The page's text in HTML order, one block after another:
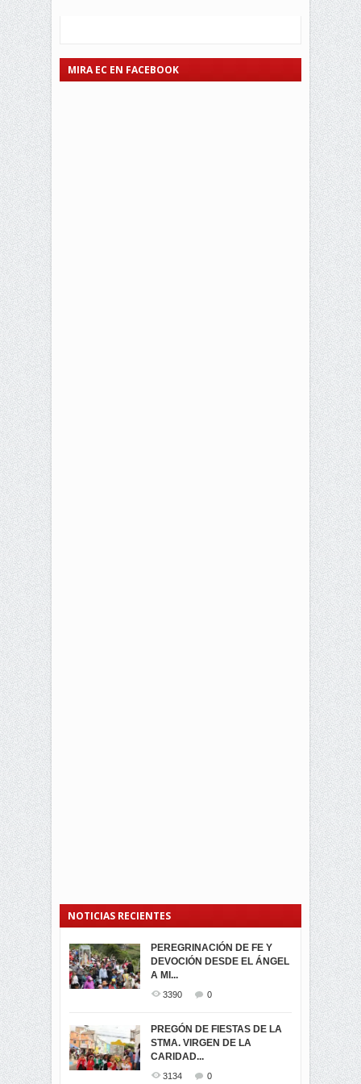
MIRA EC EN FACEBOOK
NOTICIAS RECIENTES
PEREGRINACIÓN DE FE Y
DEVOCIÓN DESDE EL ÁNGEL
A MI...
3390 0
PREGÓN DE FIESTAS DE LA
STMA. VIRGEN DE LA
CARIDAD...
3134 0
PROCESIÓN DE LA VIRGEN
DE LA CARIDAD 2024
3061
-ENCENDIDO DEL ARBOL DE
...
SEGUNDA VUELTA
ELECCIONES
PRESIDENCIALES 2023 EN
M...
ELECCION CRUCIAL:
SEGUNDA VUELTA
PRESIDENCIAL EL 1...